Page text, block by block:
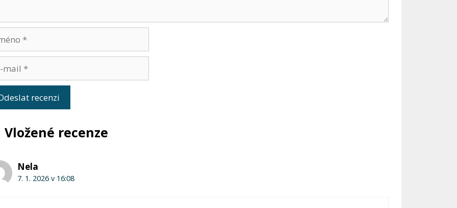
Vložené recenze
Nela
7. 1. 2026 v 16:08